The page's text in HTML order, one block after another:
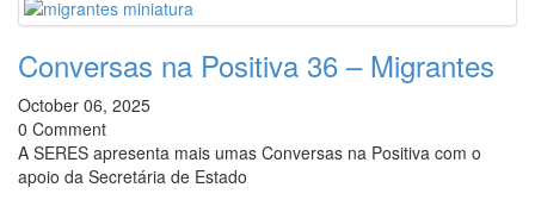
Conversas na Positiva 36 – Migrantes
October 06, 2025
0 Comment
A SERES apresenta mais umas Conversas na Positiva com o
apoio da Secretária de Estado